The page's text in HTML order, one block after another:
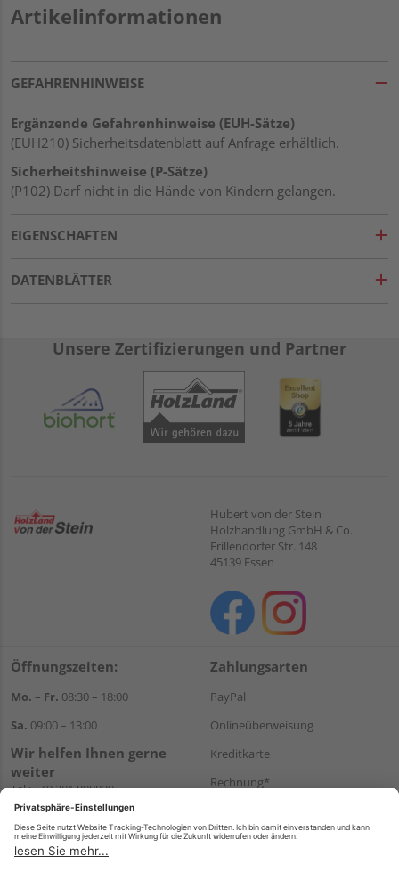
Artikelinformationen
GEFAHRENHINWEISE
Ergänzende Gefahrenhinweise (EUH-Sätze)
(EUH210) Sicherheitsdatenblatt auf Anfrage erhältlich.
Sicherheitshinweise (P-Sätze)
(P102) Darf nicht in die Hände von Kindern gelangen.
EIGENSCHAFTEN
DATENBLÄTTER
Unsere Zertifizierungen und Partner
Hubert von der Stein
Holzhandlung GmbH & Co.
Frillendorfer Str. 148
45139 Essen
Öffnungszeiten:
Mo. – Fr. 08:30 – 18:00
Sa. 09:00 – 13:00
Wir helfen Ihnen gerne
weiter
Tel.:+49 201 898020
E-Mail:shop@vonderstein.de
Zahlungsarten
PayPal
Onlineüberweisung
Kreditkarte
Rechnung*
Versand